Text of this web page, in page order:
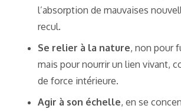
l’absorption de mauvaises
recul.
Se relier à la nature, non pour
mais pour nourrir un lien vivant,
de force intérieure.
Agir à son échelle, en se